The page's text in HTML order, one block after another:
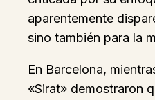
aparentemente
sino también para la
En Barcelona,
«Sirat» demostraron